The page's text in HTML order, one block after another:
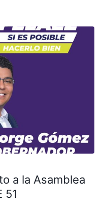
a la Asamblea
51